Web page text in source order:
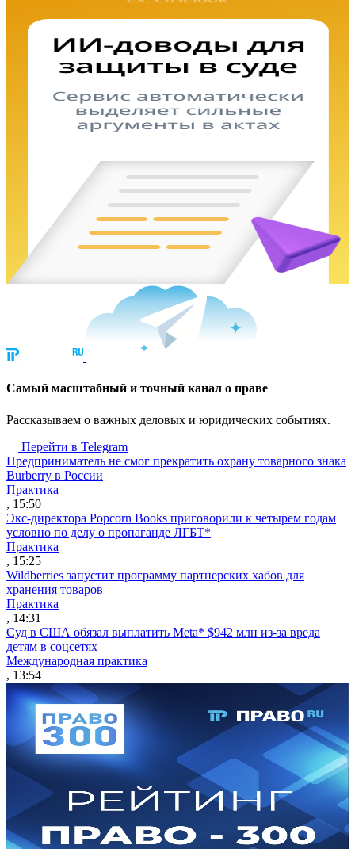
Cамый масштабный и точный канал о праве
Рассказываем о важных деловых и юридических событиях.
Перейти в Telegram
Предприниматель не смог прекратить охрану товарного знака
Burberry в России
Практика
, 15:50
Экс-директора Popcorn Books приговорили к четырем годам
условно по делу о пропаганде ЛГБТ*
Практика
, 15:25
Wildberries запустит программу партнерских хабов для
хранения товаров
Практика
, 14:31
Суд в США обязал выплатить Meta* $942 млн из-за вреда
детям в соцсетях
Международная практика
, 13:54